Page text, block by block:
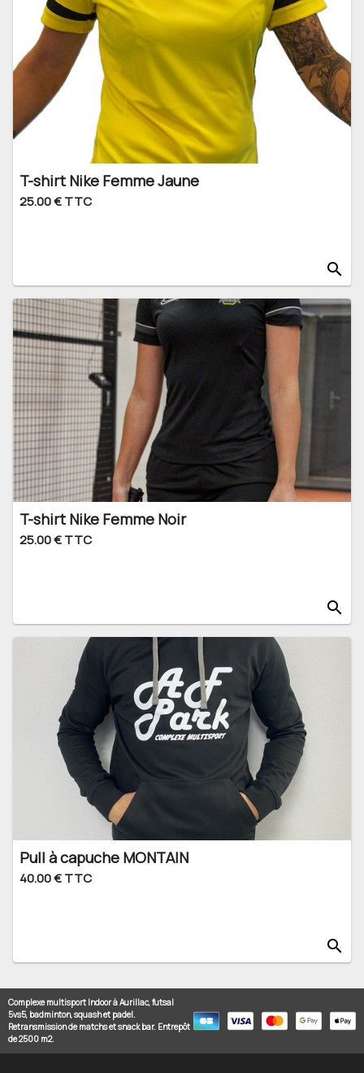
T-shirt Nike Femme Jaune
25.00 € TTC
search
T-shirt Nike Femme Noir
25.00 € TTC
search
Pull à capuche MONTAIN
40.00 € TTC
search
Complexe multisport Indoor à Aurillac, futsal
5vs5, badminton, squash et padel.
Retransmission de matchs et snack bar. Entrepôt
de 2500 m2.